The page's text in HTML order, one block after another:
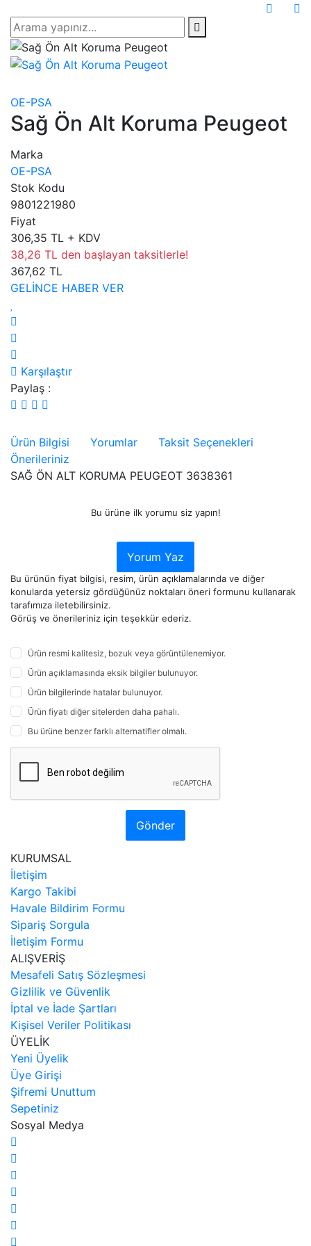
OE-PSA
Sağ Ön Alt Koruma Peugeot
Marka
OE-PSA
Stok Kodu
9801221980
Fiyat
306,35 TL + KDV
38,26 TL den başlayan taksitlerle!
367,62 TL
GELİNCE HABER VER
Karşılaştır
Paylaş :
Ürün Bilgisi Yorumlar
Taksit Seçenekleri
Önerileriniz
SAĞ ÖN ALT KORUMA PEUGEOT 3638361
Bu ürüne ilk yorumu siz yapın!
Yorum Yaz
Bu ürünün fiyat bilgisi, resim, ürün açıklamalarında ve diğer
konularda yetersiz gördüğünüz noktaları öneri formunu kullanarak
tarafımıza iletebilirsiniz.
Görüş ve önerileriniz için teşekkür ederiz.
Ürün resmi kalitesiz, bozuk veya görüntülenemiyor.
Ürün açıklamasında eksik bilgiler bulunuyor.
Ürün bilgilerinde hatalar bulunuyor.
Ürün fiyatı diğer sitelerden daha pahalı.
Bu ürüne benzer farklı alternatifler olmalı.
Gönder
KURUMSAL
İletişim
Kargo Takibi
Havale Bildirim Formu
Sipariş Sorgula
İletişim Formu
ALIŞVERİŞ
Mesafeli Satış Sözleşmesi
Gizlilik ve Güvenlik
İptal ve İade Şartları
Kişisel Veriler Politikası
ÜYELİK
Yeni Üyelik
Üye Girişi
Şifremi Unuttum
Sepetiniz
Sosyal Medya